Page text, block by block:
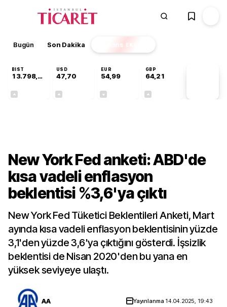
Bugün Son Dakika Finans EKSTRA
BIST
13.798,82
USD
47,70
EUR
54,99
GBP
64,21
New York Fed anketi: ABD'de
kısa vadeli enflasyon
beklentisi %3,6'ya çıktı
New York Fed Tüketici Beklentileri Anketi, Mart
ayında kısa vadeli enflasyon beklentisinin yüzde
3,1'den yüzde 3,6'ya çıktığını gösterdi. İşsizlik
beklentisi de Nisan 2020'den bu yana en
yüksek seviyeye ulaştı.
AA Yayınlanma 14.04.2025, 19:43